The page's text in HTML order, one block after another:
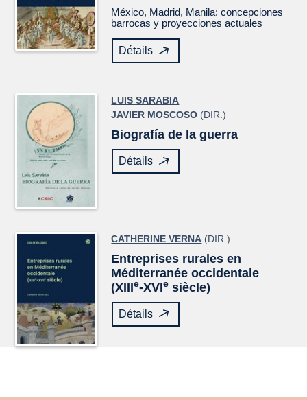
México, Madrid, Manila: concepciones
barrocas y proyecciones actuales
Détails
LUIS SARABIA
JAVIER MOSCOSO (DIR.)
Biografía de la guerra
Détails
CATHERINE VERNA (DIR.)
Entreprises rurales en
Méditerranée occidentale
(XIIIe-XVIe siècle)
Détails